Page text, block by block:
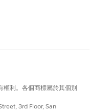
利。各個商標屬於其個別
3rd Floor, San